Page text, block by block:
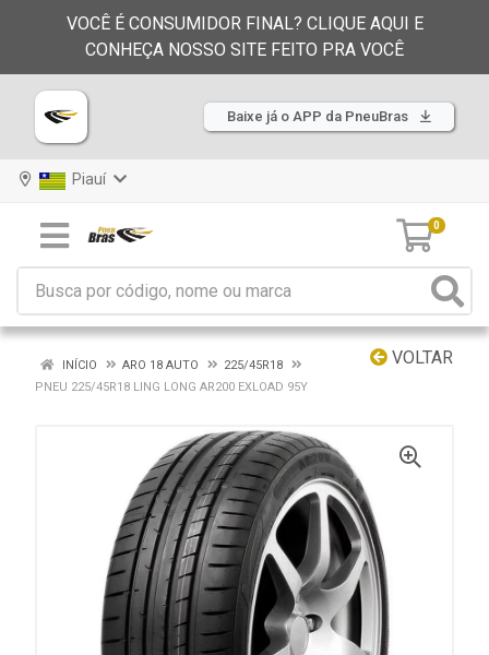
VOCÊ É CONSUMIDOR FINAL? CLIQUE AQUI E
CONHEÇA NOSSO SITE FEITO PRA VOCÊ
Baixe já o APP da PneuBras
Piauí
0
VOLTAR
INÍCIO ARO 18 AUTO
225/45R18
PNEU 225/45R18 LING LONG AR200 EXLOAD 95Y